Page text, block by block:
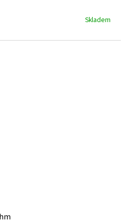
Skladem